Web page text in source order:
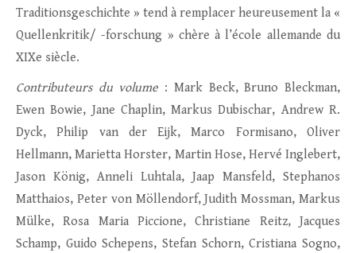
Traditionsgeschichte » tend à remplacer heureusement la «
Quellenkritik/ -forschung » chère à l’école allemande du
XIXe siècle.
Contributeurs du volume : Mark Beck, Bruno Bleckman,
Ewen Bowie, Jane Chaplin, Markus Dubischar, Andrew R.
Dyck, Philip van der Eijk, Marco Formisano, Oliver
Hellmann, Marietta Horster, Martin Hose, Hervé Inglebert,
Jason König, Anneli Luhtala, Jaap Mansfeld, Stephanos
Matthaios, Peter von Möllendorf, Judith Mossman, Markus
Mülke, Rosa Maria Piccione, Christiane Reitz, Jacques
Schamp, Guido Schepens, Stefan Schorn, Cristiana Sogno,